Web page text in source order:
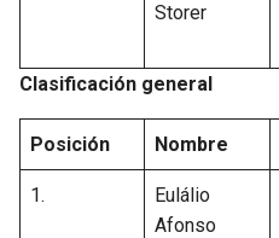
Storer
Clasificación general
Posición Nombre
1.
Eulálio
Afonso